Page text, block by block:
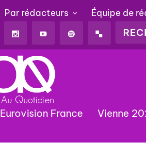
Par rédacteurs Équipe de
Eurovision France Vienne